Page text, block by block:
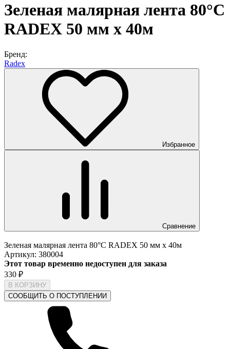
Зеленая малярная лента 80°С
RADEX 50 мм х 40м
Бренд:
Radex
Избранное
Сравнение
Зеленая малярная лента 80°С RADEX 50 мм х 40м
Артикул: 380004
Этот товар временно недоступен для заказа
330 ₽
В КОРЗИНУ
СООБЩИТЬ О ПОСТУПЛЕНИИ